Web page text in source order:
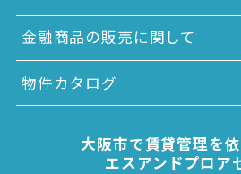
金融商品の販売に関して
物件カタログ
大阪市で賃貸管理を
エスアンドプロア